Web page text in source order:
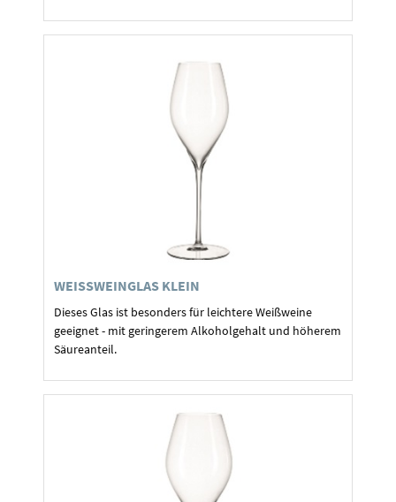
WEISSWEINGLAS KLEIN
Dieses Glas ist besonders für leichtere Weißweine
geeignet - mit geringerem Alkoholgehalt und höherem
Säureanteil.